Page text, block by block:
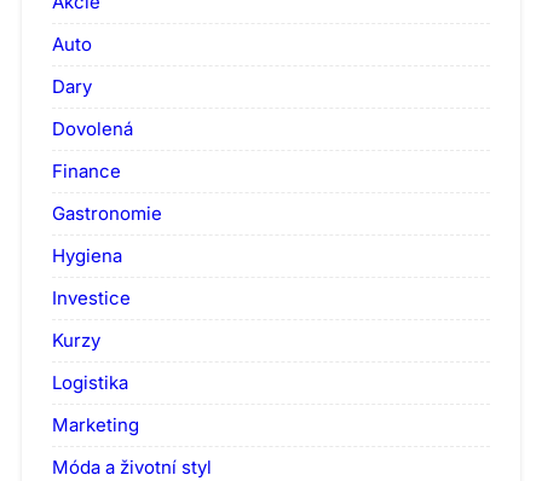
Auto
Dary
Dovolená
Finance
Gastronomie
Hygiena
Investice
Kurzy
Logistika
Marketing
Móda a životní styl